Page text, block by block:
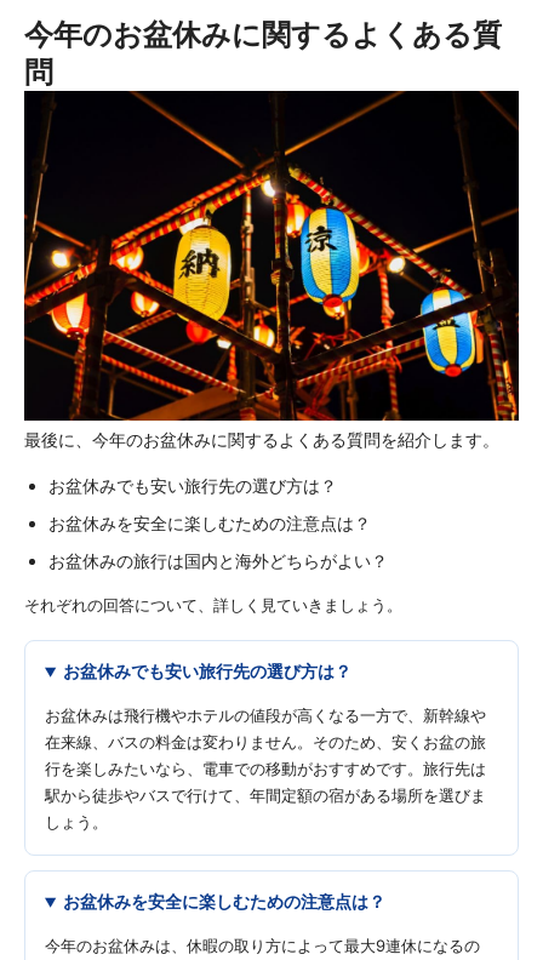
今年のお盆休みに関するよくある質
問
最後に、今年のお盆休みに関するよくある質問を紹介します。
お盆休みでも安い旅行先の選び方は？
お盆休みを安全に楽しむための注意点は？
お盆休みの旅行は国内と海外どちらがよい？
それぞれの回答について、詳しく見ていきましょう。
お盆休みでも安い旅行先の選び方は？
お盆休みは飛行機やホテルの値段が高くなる一方で、新幹線や
在来線、バスの料金は変わりません。そのため、安くお盆の旅
行を楽しみたいなら、電車での移動がおすすめです。旅行先は
駅から徒歩やバスで行けて、年間定額の宿がある場所を選びま
しょう。
お盆休みを安全に楽しむための注意点は？
今年のお盆休みは、休暇の取り方によって最大9連休になるの